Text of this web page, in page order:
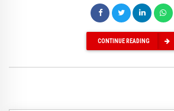
CONTINUE READING